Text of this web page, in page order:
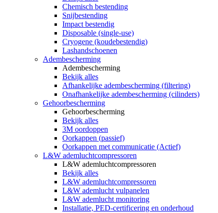
Chemisch bestending
Snijbestending
Impact bestendig
Disposable (single-use)
Cryogene (koudebestendig)
Lashandschoenen
Adembescherming
Adembescherming
Bekijk alles
Afhankelijke adembescherming (filtering)
Onafhankelijke adembescherming (cilinders)
Gehoorbescherming
Gehoorbescherming
Bekijk alles
3M oordoppen
Oorkappen (passief)
Oorkappen met communicatie (Actief)
L&W ademluchtcompressoren
L&W ademluchtcompressoren
Bekijk alles
L&W ademluchtcompressoren
L&W ademlucht vulpanelen
L&W ademlucht monitoring
Installatie, PED-certificering en onderhoud